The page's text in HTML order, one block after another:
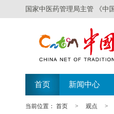
国家中医药管理局主管 《中
首页 新闻中心
当前位置： 首页 > 观点 >